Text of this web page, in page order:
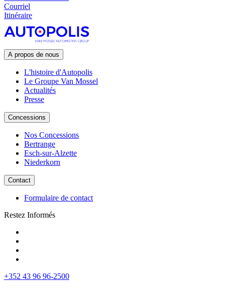
Courriel
Itinéraire
A propos de nous
L'histoire d'Autopolis
Le Groupe Van Mossel
Actualités
Presse
Concessions
Nos Concessions
Bertrange
Esch-sur-Alzette
Niederkorn
Contact
Formulaire de contact
Restez Informés
+352 43 96 96-2500